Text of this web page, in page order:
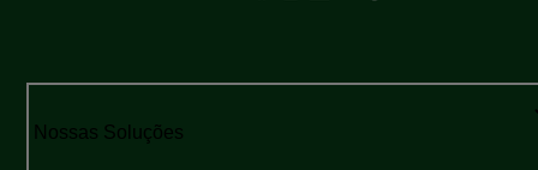
Nossas Soluções